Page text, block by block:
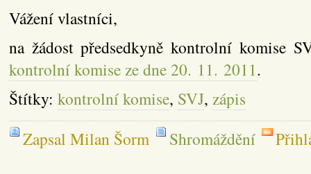
Vážení vlastníci,
na žádost předsedkyně kontrolní komise
kontrolní komise ze dne 20. 11. 2011.
Štítky: kontrolní komise, SVJ, zápis
Zapsal Milan Šorm
Shromáždění